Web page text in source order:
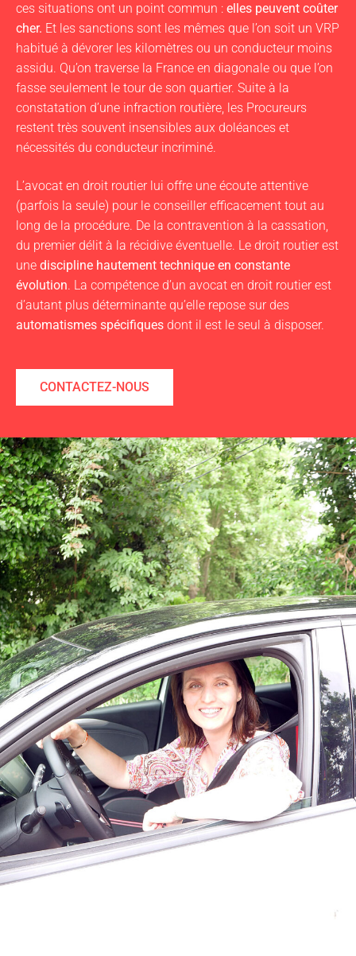
ces situations ont un point commun : elles peuvent coûter
cher. Et les sanctions sont les mêmes que l’on soit un VRP
habitué à dévorer les kilomètres ou un conducteur moins
assidu. Qu’on traverse la France en diagonale ou que l’on
fasse seulement le tour de son quartier. Suite à la
constatation d’une infraction routière, les Procureurs
restent très souvent insensibles aux doléances et
nécessités du conducteur incriminé.
L’avocat en droit routier lui offre une écoute attentive
(parfois la seule) pour le conseiller efficacement tout au
long de la procédure. De la contravention à la cassation,
du premier délit à la récidive éventuelle. Le droit routier est
une discipline hautement technique en constante
évolution. La compétence d’un avocat en droit routier est
d’autant plus déterminante qu’elle repose sur des
automatismes spécifiques dont il est le seul à disposer.
CONTACTEZ-NOUS